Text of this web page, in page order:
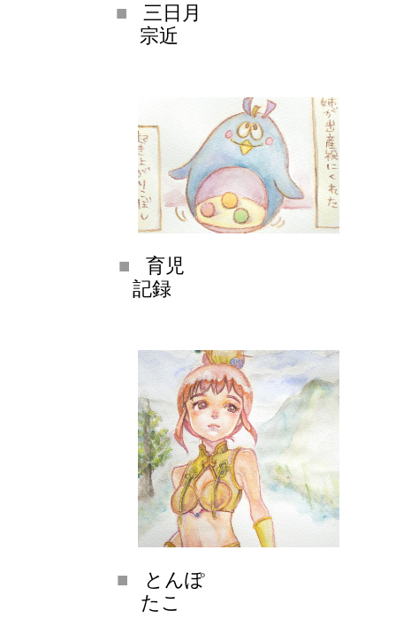
三日月
宗近
育児
記録
とんぽ
たこ